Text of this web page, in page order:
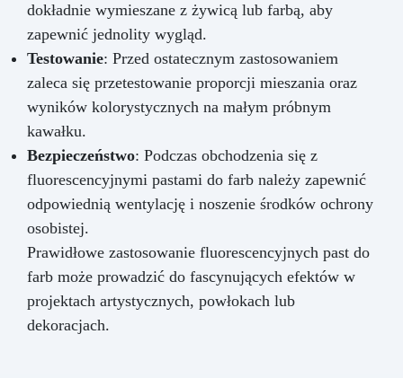
dokładnie wymieszane z żywicą lub farbą, aby
zapewnić jednolity wygląd.
Testowanie: Przed ostatecznym zastosowaniem
zaleca się przetestowanie proporcji mieszania oraz
wyników kolorystycznych na małym próbnym
kawałku.
Bezpieczeństwo: Podczas obchodzenia się z
fluorescencyjnymi pastami do farb należy zapewnić
odpowiednią wentylację i noszenie środków ochrony
osobistej.
Prawidłowe zastosowanie fluorescencyjnych past do
farb może prowadzić do fascynujących efektów w
projektach artystycznych, powłokach lub
dekoracjach.